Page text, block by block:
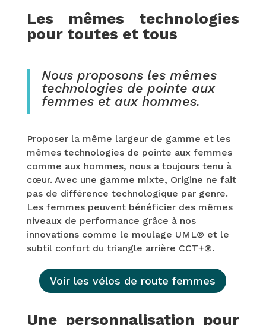
Les mêmes technologies
pour toutes et tous
Nous proposons les mêmes
technologies de pointe aux
femmes et aux hommes.
Proposer la même largeur de gamme et les
mêmes technologies de pointe aux femmes
comme aux hommes, nous a toujours tenu à
cœur. Avec une gamme mixte, Origine ne fait
pas de différence technologique par genre.
Les femmes peuvent bénéficier des mêmes
niveaux de performance grâce à nos
innovations comme le moulage UML® et le
subtil confort du triangle arrière CCT+®.
Voir les vélos de route femmes
Une personnalisation pour